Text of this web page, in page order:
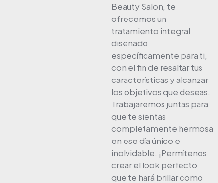
Beauty Salon, te
ofrecemos un
tratamiento integral
diseñado
específicamente para ti,
con el fin de resaltar tus
características y alcanzar
los objetivos que deseas.
Trabajaremos juntas para
que te sientas
completamente hermosa
en ese día único e
inolvidable. ¡Permítenos
crear el look perfecto
que te hará brillar como